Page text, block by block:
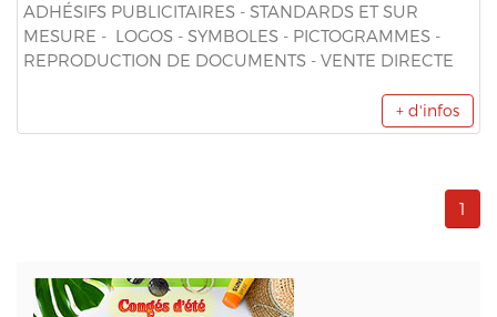
ADHÉSIFS PUBLICITAIRES - STANDARDS ET SUR
MESURE - LOGOS - SYMBOLES - PICTOGRAMMES -
REPRODUCTION DE DOCUMENTS - VENTE DIRECTE
+ d'infos
1